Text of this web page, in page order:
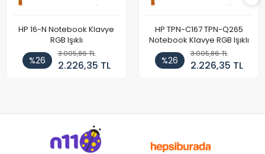
HP 16-N Notebook Klavye
RGB Işıklı
%26
3.005,86 TL
2.226,35 TL
HP TPN-C167 TPN-Q265
Notebook Klavye RGB Işıklı
%26
3.005,86 TL
2.226,35 TL